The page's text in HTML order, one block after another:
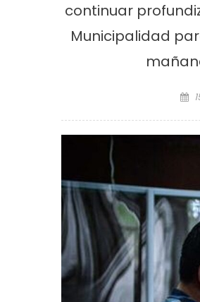
continuar
Municipalidad
«Los Remolinos» revolucionan